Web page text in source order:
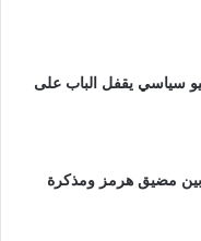
سياسي يقفل الباب على
مضيق هرمز ومذكرة